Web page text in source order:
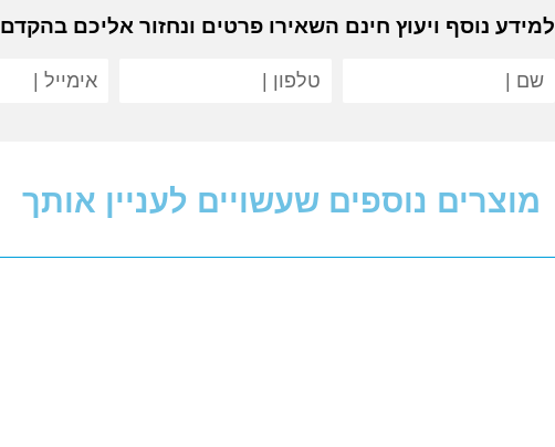
למידע נוסף ויעוץ חינם השאירו פרטים ונחזור אליכם בהקדם
מוצרים נוספים שעשויים לעניין אותך